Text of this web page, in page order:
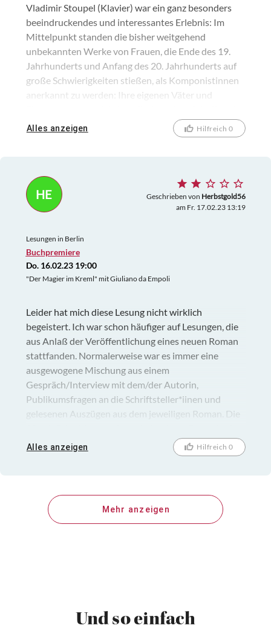
Vladimir Stoupel (Klavier) war ein ganz besonders
beeindruckendes und interessantes Erlebnis: Im
Mittelpunkt standen die bisher weitgehend
unbekannten Werke von Frauen, die Ende des 19.
Jahrhunderts und Anfang des 20. Jahrhunderts auf
große Schwierigkeiten stießen, als Komponistinnen
anerkannt zu werden: Ihre eigenen Väter und
es noch vor 100 Jahren als unschicklich galt, wenn
verheiratete Frauen sich außerhalb des familiären
musikalischen Niveau stellten die beiden Künstler
unter Beweis, welch schmerzlicher Verlust es ist, dass
hochbegabte geniale Frauen ihr künstlerisches Talent
wahrscheinlich - anders als die drei aufgeführten
Komponistinnen - im Verborgenen geblieben sind.
Herzlichen Dank dem sehr verdienstvollen
Künstlerpaar und auch dem Maison de France, das
Abend bot.
Alles anzeigen Hilfreich 0
HE Geschrieben von Herbstgold56
am Fr. 17.02.23 13:19
Lesungen in Berlin
Buchpremiere
Do. 16.02.23 19:00
"Der Magier im Kreml" mit Giuliano da Empoli
Leider hat mich diese Lesung nicht wirklich
begeistert. Ich war schon häufiger auf Lesungen, die
aus Anlaß der Veröffentlichung eines neuen Roman
stattfanden. Normalerweise war es immer eine
ausgewogene Mischung aus einem
Gespräch/Interview mit dem/der Autorin,
Publikumsfragen an die Schriftsteller*iinen und
gelesenen Auszügen aus dem jeweiligen Roman. Die
eine ca. 10-minütige Lesung aus dem Roman,
ansonsten war es fast nur ein Gespräch mit dem
ich hätte mir schon gewünscht, dass jemand mit
mehr Ausdruckskraft die kurze Passage gelesen
Alles anzeigen Hilfreich 0
Mehr anzeigen
Und so einfach